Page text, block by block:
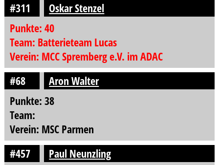
#311
Oskar Stenzel
Punkte: 40
Team: Batterieteam Lucas
Verein: MCC Spremberg e.V. im ADAC
#68
Aron Walter
Punkte: 38
Team:
Verein: MSC Parmen
#457
Paul Neunzling